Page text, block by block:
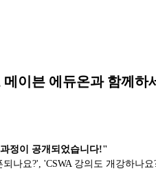
이븐 에듀온과 함께하
정이 공개되었습니다!"
나요?', 'CSWA 강의도 개강하나